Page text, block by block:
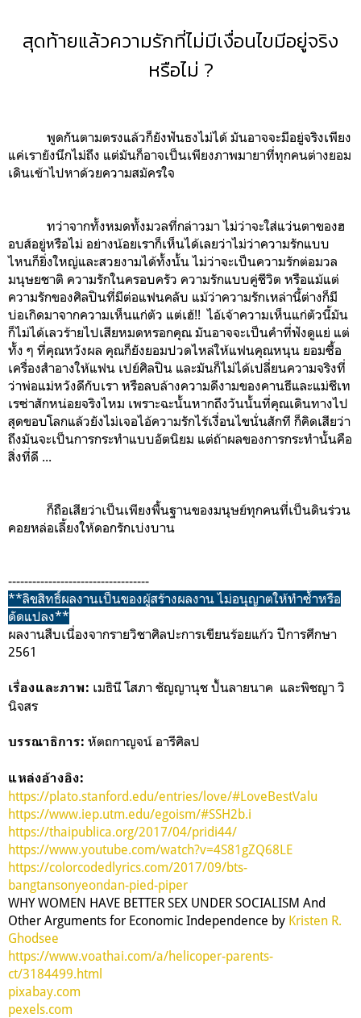
สุดท้ายแล้วความรักที่ไม่มีเงื่อนไขมีอยู่จริง
หรือไม่ ?
พูดกันตามตรงแล้วก็ยังฟันธงไม่ได้ มันอาจจะมีอยู่จริงเพียง
แค่เรายังนึกไม่ถึง แต่มันก็อาจเป็นเพียงภาพมายาที่ทุกคนต่างยอม
เดินเข้าไปหาด้วยความสมัครใจ
ทว่าจากทั้งหมดทั้งมวลที่กล่าวมา ไม่ว่าจะใส่แว่นตาของฮ
อบส์อยู่หรือไม่ อย่างน้อยเราก็เห็นได้เลยว่าไม่ว่าความรักแบบ
ไหนก็ยิ่งใหญ่และสวยงามได้ทั้งนั้น ไม่ว่าจะเป็นความรักต่อมวล
มนุษยชาติ ความรักในครอบครัว ความรักแบบคู่ชีวิต หรือแม้แต่
ความรักของศิลปินที่มีต่อแฟนคลับ แม้ว่าความรักเหล่านี้ต่างก็มี
บ่อเกิดมาจากความเห็นแก่ตัว แต่เฮ้!! ไอ้เจ้าความเห็นแก่ตัวนี้มัน
ก็ไม่ได้เลวร้ายไปเสียหมดหรอกคุณ มันอาจจะเป็นคำที่ฟังดูแย่ แต่
ทั้ง ๆ ที่คุณหวังผล คุณก็ยังยอมปวดไหล่ให้แฟนคุณหนุน ยอมซื้อ
เครื่องสำอางให้แฟน เปย์ศิลปิน และมันก็ไม่ได้เปลี่ยนความจริงที่
ว่าพ่อแม่หวังดีกับเรา หรือลบล้างความดีงามของคานธีและแม่ชีเท
เรซ่าสักหน่อยจริงไหม เพราะฉะนั้นหากถึงวันนั้นที่คุณเดินทางไป
สุดขอบโลกแล้วยังไม่เจอไอ้ความรักไร้เงื่อนไขนั่นสักที ก็คิดเสียว่า
ถึงมันจะเป็นการกระทำแบบอัตนิยม แต่ถ้าผลของการกระทำนั้นคือ
สิ่งที่ดี ...
ก็ถือเสียว่าเป็นเพียงพื้นฐานของมนุษย์ทุกคนที่เป็นดินร่วน
คอยหล่อเลี้ยงให้ดอกรักเบ่งบาน
-----------------------------------
**ลิขสิทธิ์ผลงานเป็นของผู้สร้างผลงาน ไม่อนุญาตให้ทำซ้ำหรือ
ดัดแปลง**
ผลงานสืบเนื่องจากรายวิชาศิลปะการเขียนร้อยแก้ว ปีการศึกษา
2561
เรื่องและภาพ: เมธินี โสภา ชัญญานุช ปั้นลายนาค และพิชญา วิ
นิจสร
บรรณาธิการ: หัตถกาญจน์ อารีศิลป
แหล่งอ้างอิง:
https://plato.stanford.edu/entries/love/#LoveBestValu
https://www.iep.utm.edu/egoism/#SSH2b.i
https://thaipublica.org/2017/04/pridi44/
https://www.youtube.com/watch?v=4S81gZQ68LE
https://colorcodedlyrics.com/2017/09/bts-
bangtansonyeondan-pied-piper
WHY WOMEN HAVE BETTER SEX UNDER SOCIALISM And
Other Arguments for Economic Independence by Kristen R.
Ghodsee
https://www.voathai.com/a/helicoper-parents-
ct/3184499.html
pixabay.com
pexels.com